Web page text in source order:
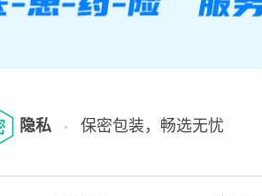
隐私 保密包装，畅选无忧